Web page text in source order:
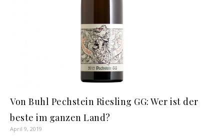
Von Buhl Pechstein Riesling GG: Wer ist der
beste im ganzen Land?
April 9, 2019